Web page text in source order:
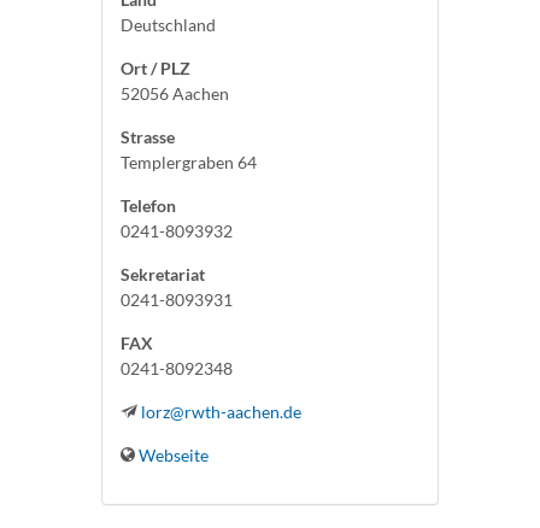
Deutschland
Ort / PLZ
52056 Aachen
Strasse
Templergraben 64
Telefon
0241-8093932
Sekretariat
0241-8093931
FAX
0241-8092348
lorz@rwth-aachen.de
Webseite